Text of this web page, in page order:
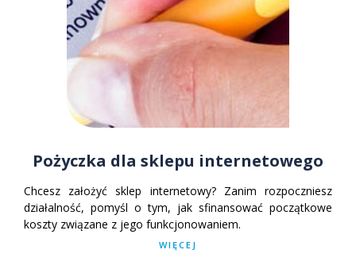
Pożyczka dla sklepu internetowego
Chcesz założyć sklep internetowy? Zanim rozpoczniesz
działalność, pomyśl o tym, jak sfinansować początkowe
koszty związane z jego funkcjonowaniem.
WIĘCEJ